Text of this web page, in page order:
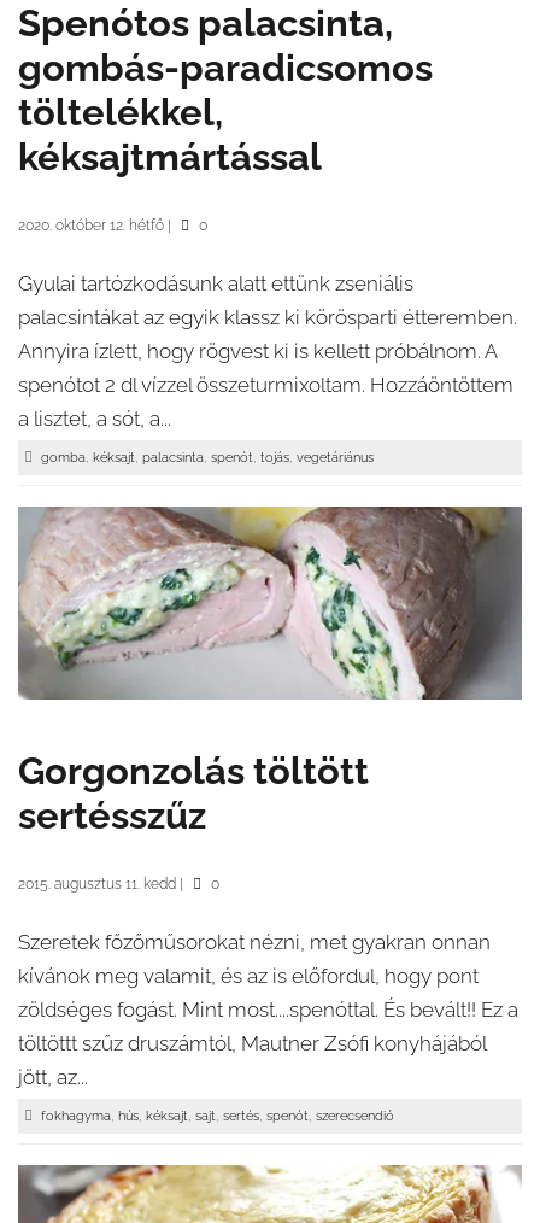
Spenótos palacsinta,
gombás-paradicsomos
töltelékkel,
kéksajtmártással
2020. október 12. hétfő 0
Gyulai tartózkodásunk alatt ettünk zseniális
palacsintákat az egyik klassz ki körösparti étteremben.
Annyira ízlett, hogy rögvest ki is kellett próbálnom. A
spenótot 2 dl vízzel összeturmixoltam. Hozzáöntöttem
a lisztet, a sót, a...
gomba, kéksajt, palacsinta, spenót, tojás, vegetáriánus
Gorgonzolás töltött
sertésszűz
2015. augusztus 11. kedd 0
Szeretek főzőműsorokat nézni, met gyakran onnan
kívánok meg valamit, és az is előfordul, hogy pont
zöldséges fogást. Mint most....spenóttal. És bevált!! Ez a
töltöttt szűz druszámtól, Mautner Zsófi konyhájából
jött, az...
fokhagyma, hús, kéksajt, sajt, sertés, spenót, szerecsendió